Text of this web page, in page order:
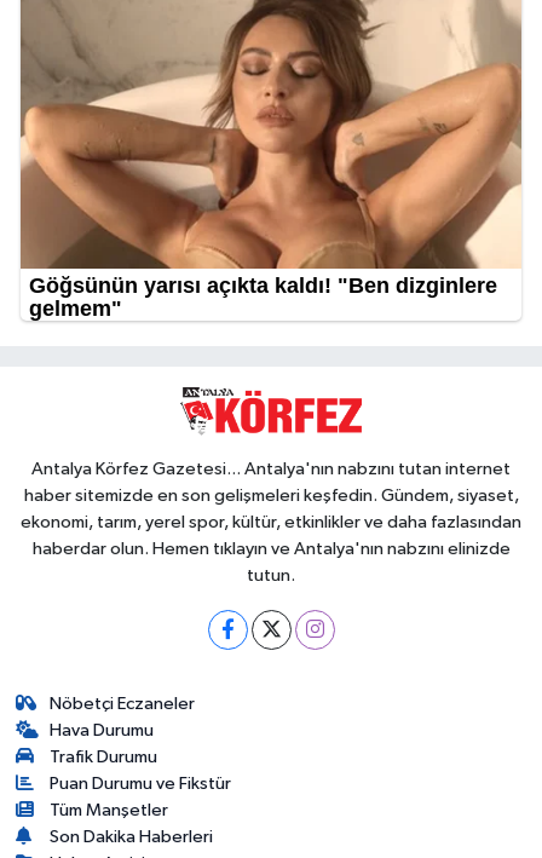
Antalya Körfez Gazetesi... Antalya'nın nabzını tutan internet
haber sitemizde en son gelişmeleri keşfedin. Gündem, siyaset,
ekonomi, tarım, yerel spor, kültür, etkinlikler ve daha fazlasından
haberdar olun. Hemen tıklayın ve Antalya'nın nabzını elinizde
tutun.
Nöbetçi Eczaneler
Hava Durumu
Trafik Durumu
Puan Durumu ve Fikstür
Tüm Manşetler
Son Dakika Haberleri